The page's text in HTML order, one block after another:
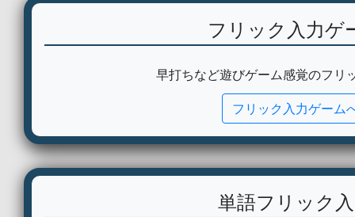
フリック入力ゲ
早打ちなど遊びゲーム感覚のフリ
フリック入力ゲーム
単語フリック